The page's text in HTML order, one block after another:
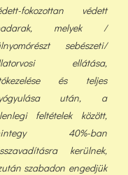
fokozottan védett
melyek /
sebészeti/
ellátása,
és teljes
után, a
feltételek között,
tegy 40%-ban
kerülnek,
szabadon engedjük